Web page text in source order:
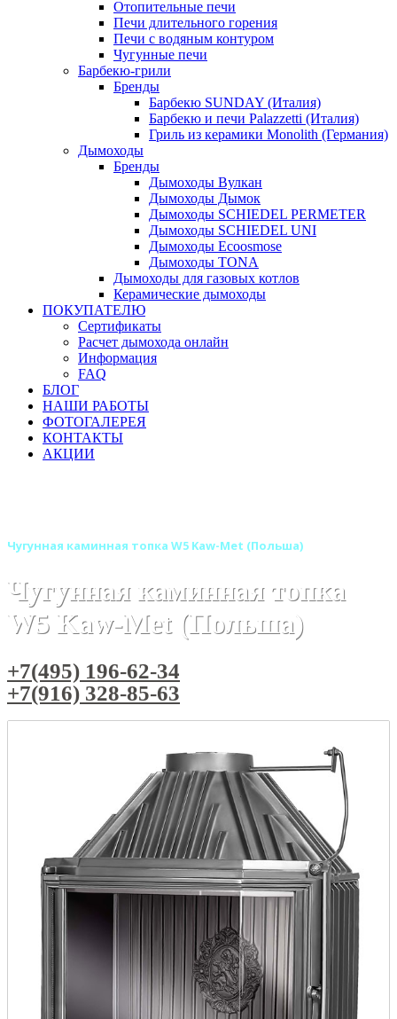
Отопительные печи
Печи длительного горения
Печи с водяным контуром
Чугунные печи
Барбекю-грили
Бренды
Барбекю SUNDAY (Италия)
Барбекю и печи Palazzetti (Италия)
Гриль из керамики Monolith (Германия)
Дымоходы
Бренды
Дымоходы Вулкан
Дымоходы Дымок
Дымоходы SCHIEDEL PERMETER
Дымоходы SCHIEDEL UNI
Дымоходы Ecoosmose
Дымоходы TONA
Дымоходы для газовых котлов
Керамические дымоходы
ПОКУПАТЕЛЮ
Сертификаты
Расчет дымохода онлайн
Информация
FAQ
БЛОГ
НАШИ РАБОТЫ
ФОТОГАЛЕРЕЯ
КОНТАКТЫ
АКЦИИ
Чугунная каминная топка W5 Kaw-Met (Польша)
Чугунная каминная топка
W5 Kaw-Met (Польша)
+7(495) 196-62-34
+7(916) 328-85-63